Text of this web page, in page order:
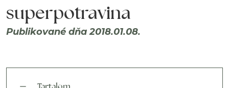
superpotravina
Publikované dňa 2018.01.08.